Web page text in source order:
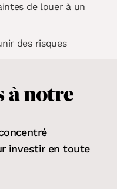
de louer à un
des risques
à notre
investir en toute